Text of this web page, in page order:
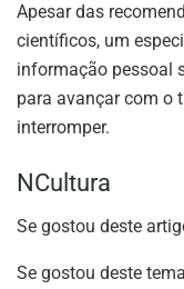
Apesar das
científicos, um
informação pessoal
para avançar com o
interromper.
NCultura
Se gostou deste
Se gostou deste